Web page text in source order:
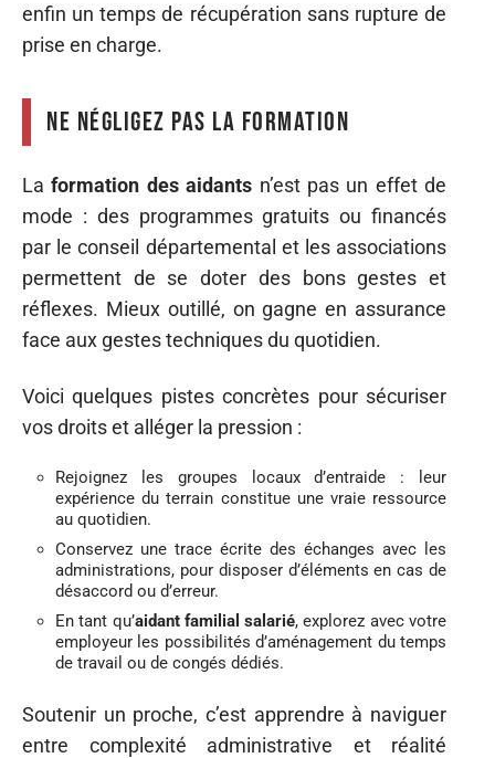
enfin un temps de récupération sans rupture de
prise en charge.
Ne négligez pas la formation
Laformation des aidants n’est pas un effet de
mode : des programmes gratuits ou financés
par le conseil départemental et les associations
permettent de se doter des bons gestes et
réflexes. Mieux outillé, on gagne en assurance
face aux gestes techniques du quotidien.
Voici quelques pistes concrètes pour sécuriser
vos droits et alléger la pression :
Rejoignez les groupes locaux d’entraide : leur
expérience du terrain constitue une vraie ressource
au quotidien.
Conservez une trace écrite des échanges avec les
administrations, pour disposer d’éléments en cas de
désaccord ou d’erreur.
En tant qu’aidant familial salarié, explorez avec votre
employeur les possibilités d’aménagement du temps
de travail ou de congés dédiés.
Soutenir un proche, c’est apprendre à naviguer
entre complexité administrative et réalité